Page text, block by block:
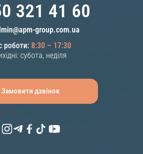
321 41 60
group.com.ua
роботи: 8:30 – 17:30
субота, неділя
Замовити дзвінок